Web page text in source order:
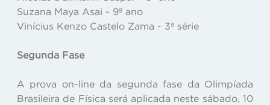
Suzana Maya Asai - 9º ano
Vinícius Kenzo Castelo Zama - 3ª série
Segunda Fase
A prova on-line da segunda fase da Olimpíada
Brasileira de Física será aplicada neste sábado, 10